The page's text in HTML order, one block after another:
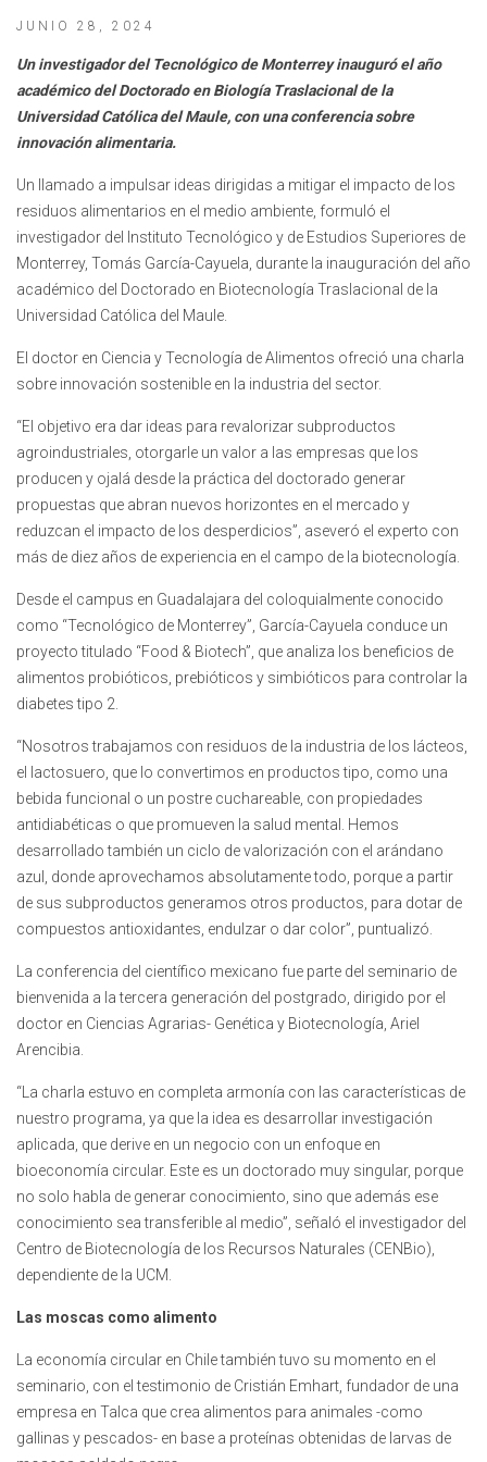
JUNIO 28, 2024
Un investigador del Tecnológico de Monterrey inauguró el año
académico del Doctorado en Biología Traslacional de la
Universidad Católica del Maule, con una conferencia sobre
innovación alimentaria.
Un llamado a impulsar ideas dirigidas a mitigar el impacto de los
residuos alimentarios en el medio ambiente, formuló el
investigador del Instituto Tecnológico y de Estudios Superiores de
Monterrey, Tomás García-Cayuela, durante la inauguración del año
académico del Doctorado en Biotecnología Traslacional de la
Universidad Católica del Maule.
El doctor en Ciencia y Tecnología de Alimentos ofreció una charla
sobre innovación sostenible en la industria del sector.
“El objetivo era dar ideas para revalorizar subproductos
agroindustriales, otorgarle un valor a las empresas que los
producen y ojalá desde la práctica del doctorado generar
propuestas que abran nuevos horizontes en el mercado y
reduzcan el impacto de los desperdicios”, aseveró el experto con
más de diez años de experiencia en el campo de la biotecnología.
Desde el campus en Guadalajara del coloquialmente conocido
como “Tecnológico de Monterrey”, García-Cayuela conduce un
proyecto titulado “Food & Biotech”, que analiza los beneficios de
alimentos probióticos, prebióticos y simbióticos para controlar la
diabetes tipo 2.
“Nosotros trabajamos con residuos de la industria de los lácteos,
el lactosuero, que lo convertimos en productos tipo, como una
bebida funcional o un postre cuchareable, con propiedades
antidiabéticas o que promueven la salud mental. Hemos
desarrollado también un ciclo de valorización con el arándano
azul, donde aprovechamos absolutamente todo, porque a partir
de sus subproductos generamos otros productos, para dotar de
compuestos antioxidantes, endulzar o dar color”, puntualizó.
La conferencia del científico mexicano fue parte del seminario de
bienvenida a la tercera generación del postgrado, dirigido por el
doctor en Ciencias Agrarias- Genética y Biotecnología, Ariel
Arencibia.
“La charla estuvo en completa armonía con las características de
nuestro programa, ya que la idea es desarrollar investigación
aplicada, que derive en un negocio con un enfoque en
bioeconomía circular. Este es un doctorado muy singular, porque
no solo habla de generar conocimiento, sino que además ese
conocimiento sea transferible al medio”, señaló el investigador del
Centro de Biotecnología de los Recursos Naturales (CENBio),
dependiente de la UCM.
Las moscas como alimento
La economía circular en Chile también tuvo su momento en el
seminario, con el testimonio de Cristián Emhart, fundador de una
empresa en Talca que crea alimentos para animales -como
gallinas y pescados- en base a proteínas obtenidas de larvas de